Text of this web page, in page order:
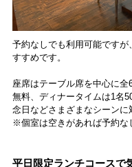
予約なしでも利用可能です
すすめです。
座席はテーブル席を中心に
無料、ディナータイムは1名
念日などさまざまなシーンに
※個室は空きがあれば予約な
平日限定ランチコースで